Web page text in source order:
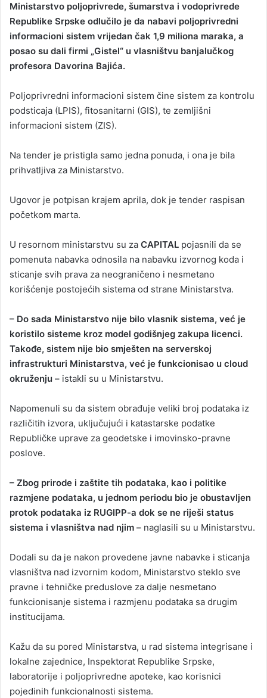
Ministarstvo poljoprivrede, šumarstva i vodoprivrede
Republike Srpske odlučilo je da nabavi poljoprivredni
informacioni sistem vrijedan čak 1,9 miliona maraka, a
posao su dali firmi „Gistel“ u vlasništvu banjalučkog
profesora Davorina Bajića.
Poljoprivredni informacioni sistem čine sistem za kontrolu
podsticaja (LPIS), fitosanitarni (GIS), te zemljišni
informacioni sistem (ZIS).
Na tender je pristigla samo jedna ponuda, i ona je bila
prihvatljiva za Ministarstvo.
Ugovor je potpisan krajem aprila, dok je tender raspisan
početkom marta.
U resornom ministarstvu su za CAPITAL pojasnili da se
pomenuta nabavka odnosila na nabavku izvornog koda i
sticanje svih prava za neograničeno i nesmetano
korišćenje postojećih sistema od strane Ministarstva.
– Do sada Ministarstvo nije bilo vlasnik sistema, već je
koristilo sisteme kroz model godišnjeg zakupa licenci.
Takođe, sistem nije bio smješten na serverskoj
infrastrukturi Ministarstva, već je funkcionisao u cloud
okruženju – istakli su u Ministarstvu.
Napomenuli su da sistem obrađuje veliki broj podataka iz
različitih izvora, uključujući i katastarske podatke
Republičke uprave za geodetske i imovinsko-pravne
poslove.
– Zbog prirode i zaštite tih podataka, kao i politike
razmjene podataka, u jednom periodu bio je obustavljen
protok podataka iz RUGIPP-a dok se ne riješi status
sistema i vlasništva nad njim – naglasili su u Ministarstvu.
Dodali su da je nakon provedene javne nabavke i sticanja
vlasništva nad izvornim kodom, Ministarstvo steklo sve
pravne i tehničke preduslove za dalje nesmetano
funkcionisanje sistema i razmjenu podataka sa drugim
institucijama.
Kažu da su pored Ministarstva, u rad sistema integrisane i
lokalne zajednice, Inspektorat Republike Srpske,
laboratorije i poljoprivredne apoteke, kao korisnici
pojedinih funkcionalnosti sistema.